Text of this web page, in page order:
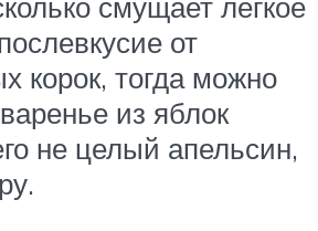
от
корок, тогда можно
из яблок
не целый апельсин,